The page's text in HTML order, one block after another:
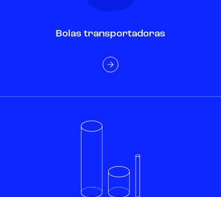
Bolas transportadoras